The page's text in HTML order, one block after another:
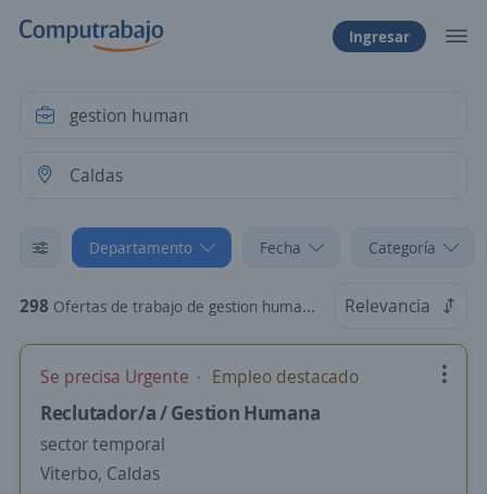
Ingresar
Departamento Fecha Categoría
298 Ofertas de trabajo de gestion human en Caldas Relevancia
Se precisa Urgente Empleo destacado
Reclutador/a / Gestion Humana
sector temporal
Viterbo, Caldas